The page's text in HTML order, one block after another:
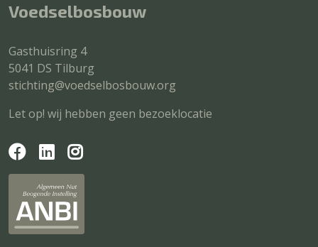
Voedselbosbouw
Gasthuisring 4
5041 DS Tilburg
stichting@voedselbosbouw.org
Let op! wij hebben geen bezoeklocatie